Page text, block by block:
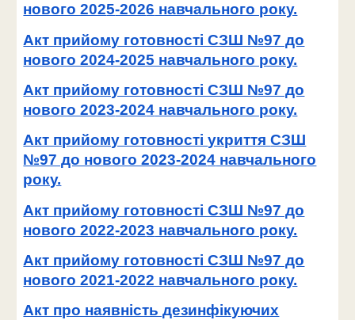
нового 2025-2026 навчального року.
Акт прийому готовності СЗШ №97 до
нового 2024-2025 навчального року.
Акт прийому готовності СЗШ №97 до
нового 2023-2024 навчального року.
Акт прийому готовностіукриттяСЗШ
№97 до нового 2023-2024 навчального
року.
Акт прийому готовності СЗШ №97 до
нового 2022-2023 навчального року.
Акт прийому готовності СЗШ №97 до
нового 2021-2022 навчального року.
Акт про наявність дезинфікуючих